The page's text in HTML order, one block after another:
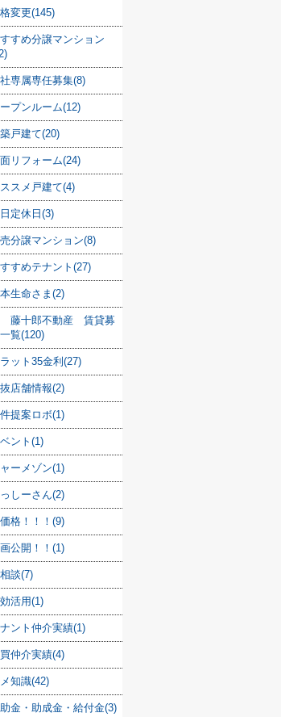
変更(145)
すめ分譲マンション
専属専任募集(8)
プンルーム(12)
戸建て(20)
リフォーム(24)
スメ戸建て(4)
定休日(3)
分譲マンション(8)
すめテナント(27)
本生命さま(2)
藤十郎不動産 賃貸募
覧(120)
ット35金利(27)
店舗情報(2)
提案ロボ(1)
ント(1)
ーメゾン(1)
しーさん(2)
格！！！(9)
公開！！(1)
談(7)
活用(1)
ント仲介実績(1)
仲介実績(4)
知識(42)
金・助成金・給付金(3)